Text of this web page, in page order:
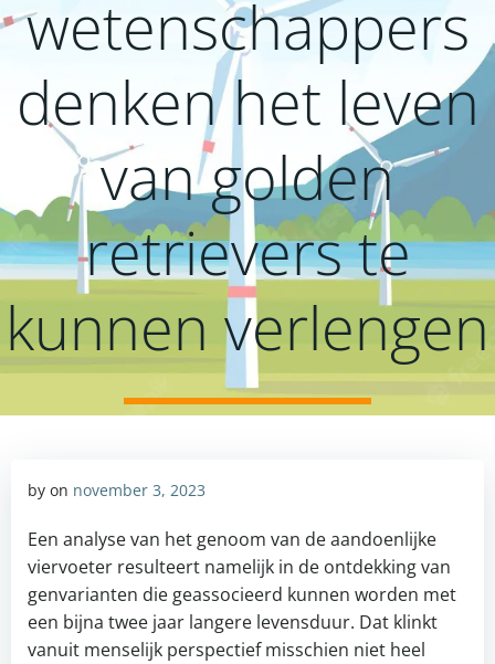
wetenschappers
denken het leven
van golden
retrievers te
kunnen verlengen
by on november 3, 2023
Een analyse van het genoom van de aandoenlijke
viervoeter resulteert namelijk in de ontdekking van
genvarianten die geassocieerd kunnen worden met
een bijna twee jaar langere levensduur. Dat klinkt
vanuit menselijk perspectief misschien niet heel